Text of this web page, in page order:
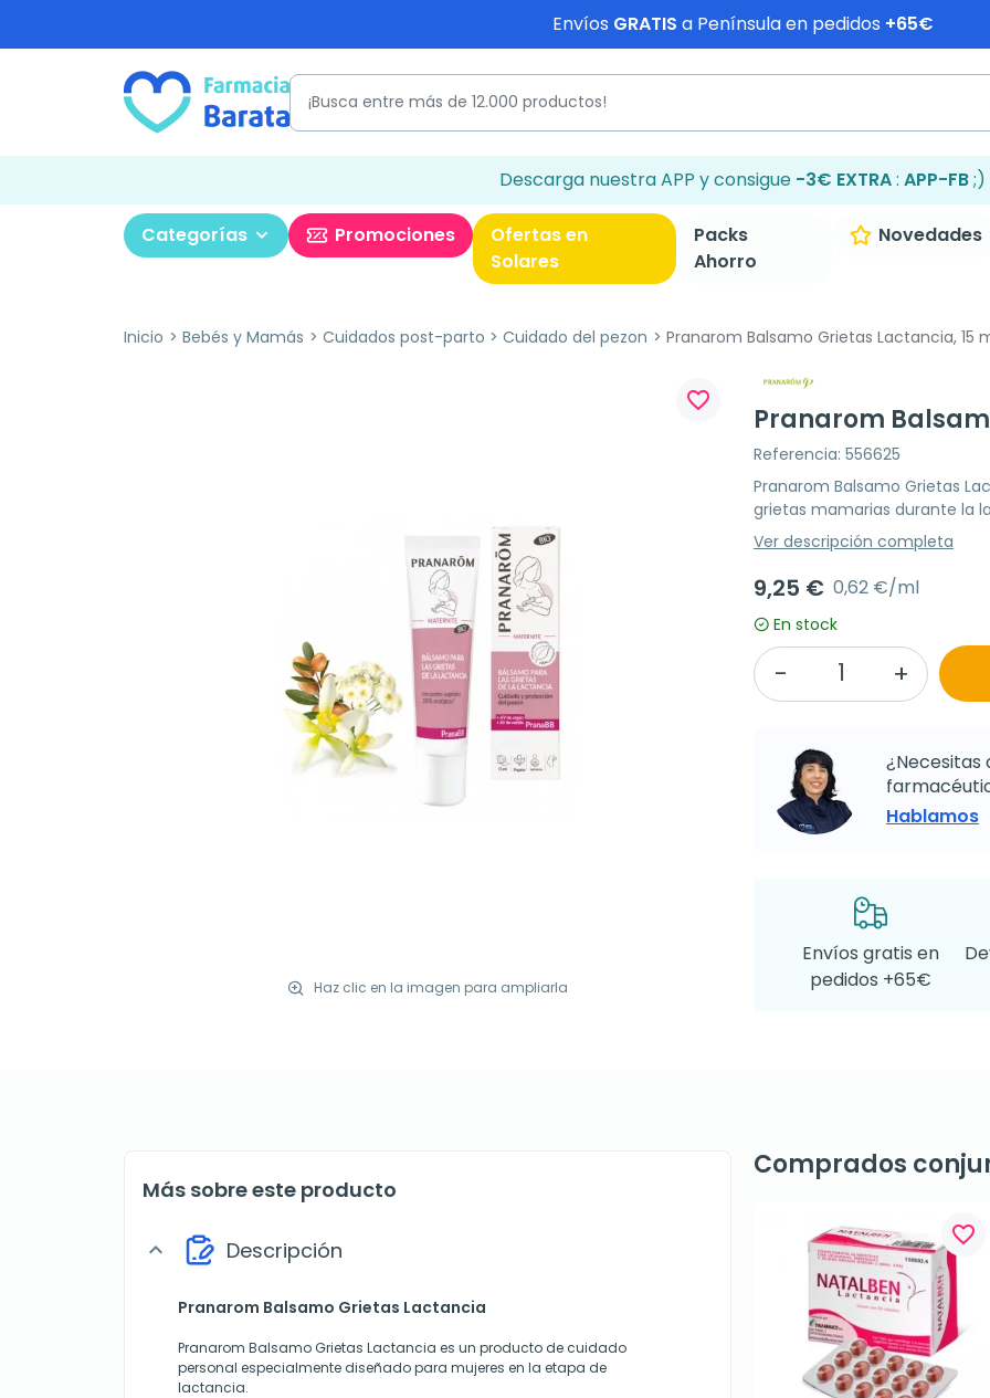
Envíos GRATIS a Península en pedidos +65€
Descarga nuestra APP y consigue -3€ EXTRA: APP-FB;)
Categorías Promociones
Ofertas en
Solares
Packs
Ahorro
Novedades
Inicio Bebés y Mamás Cuidados post-parto Cuidado del pezon Pranarom Balsamo Grietas Lactancia, 15
Haz clic en la imagen para ampliarla
favorite_border
Pranarom
Referencia: 556625
Pranarom Balsamo Grietas
grietas mamarias durante la
Ver descripción completa
9,25 € 0,62 €/ml
En stock
¿Necesitas
Hablamos
Envíos gratis en
pedidos +65€
Más sobre este producto
expand_more Descripción
Pranarom Balsamo Grietas Lactancia
Pranarom Balsamo Grietas Lactancia es un producto de cuidado
personal especialmente diseñado para mujeres en la etapa de
lactancia.
Comprados
favorite_border